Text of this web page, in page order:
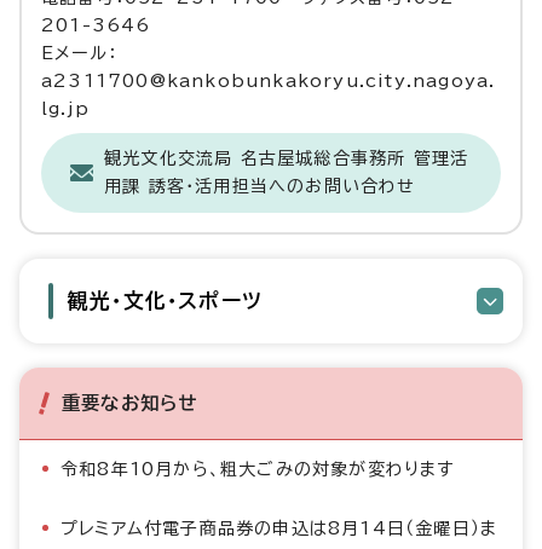
201-3646
Eメール：
a2311700@kankobunkakoryu.city.nagoya.
lg.jp
観光文化交流局 名古屋城総合事務所 管理活
用課 誘客・活用担当へのお問い合わせ
観光・文化・スポーツ
重要なお知らせ
令和8年10月から、粗大ごみの対象が変わります
プレミアム付電子商品券の申込は8月14日（金曜日）ま